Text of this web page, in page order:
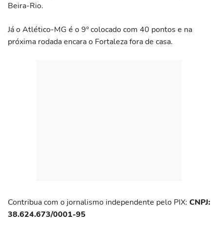
Beira-Rio.
Já o Atlético-MG é o 9º colocado com 40 pontos e na
próxima rodada encara o Fortaleza fora de casa.
Contribua com o jornalismo independente pelo PIX: CNPJ:
38.624.673/0001-95